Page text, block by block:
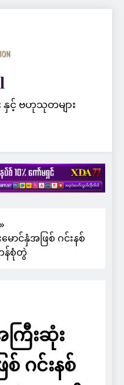
နှင့် ဗဟုသုတများ
ာင်နှံအဖြစ် ဂင်းနစ်
န်စုံတွဲ
ြီးဆုံး
စ် ဂင်းနစ်